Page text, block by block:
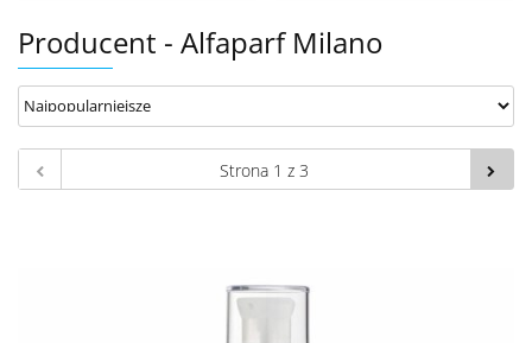
Producent - Alfaparf Milano